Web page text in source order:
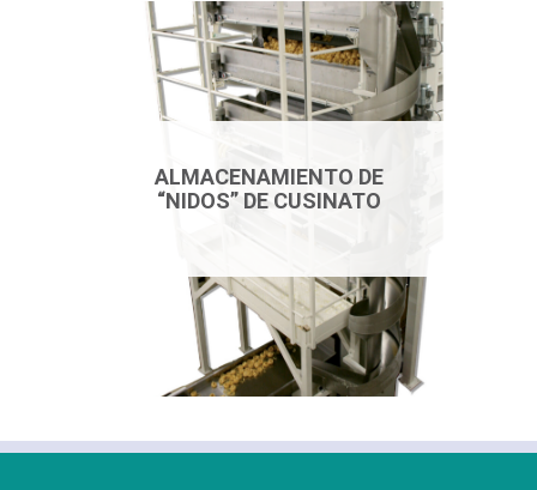
ALMACENAMIENTO DE
“NIDOS” DE CUSINATO